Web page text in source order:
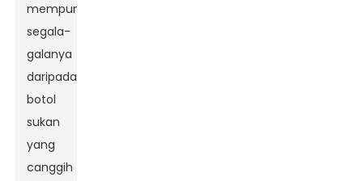
mempunyai
segala-
galanya
daripada
botol
sukan
yang
canggih